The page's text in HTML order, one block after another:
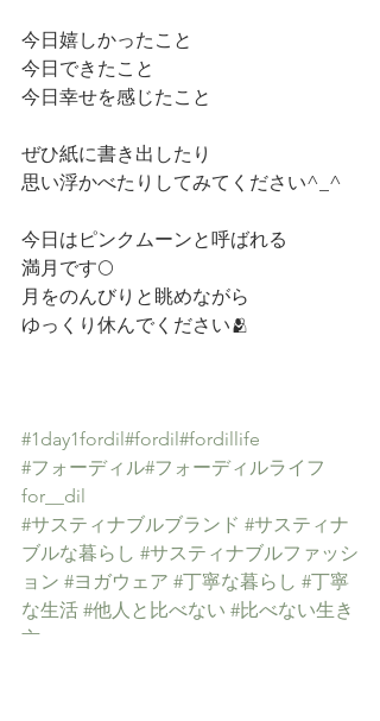
今日嬉しかったこと
今日できたこと
今日幸せを感じたこと
ぜひ紙に書き出したり
思い浮かべたりしてみてください^_^
今日はピンクムーンと呼ばれる
満月です🌕
月をのんびりと眺めながら
ゆっくり休んでください🫂
#1day1fordil#fordil#fordillife
#フォーディル#フォーディルライフ
for__dil
#サスティナブルブランド #サスティナ
ブルな暮らし #サスティナブルファッシ
ョン #ヨガウェア #丁寧な暮らし #丁寧
な生活 #他人と比べない #比べない生き
方